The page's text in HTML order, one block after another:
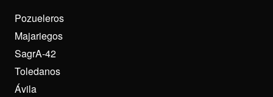
Pozueleros
Majariegos
SagrA-42
Toledanos
Ávila